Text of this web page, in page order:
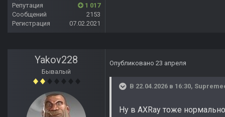
Репутация
1 017
Сообщений
2153
Регистрация
07.02.2021
Yakov228
Бывалый
Опубликовано 23 апреля
В 22.04.2026 в 16:30,
Ну в AXRay тоже